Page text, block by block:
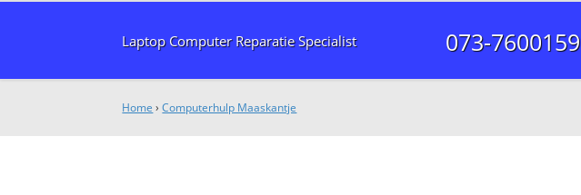
Laptop Computer Reparatie Specialist 073-7600159
Home ›Computerhulp Maaskantje